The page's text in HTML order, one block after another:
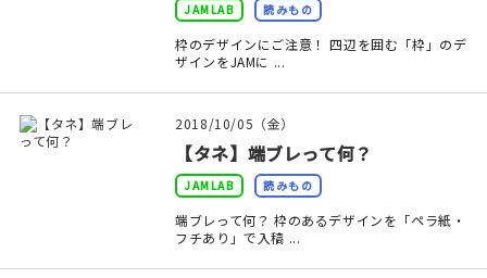
よくある質問
JAMLAB 読みもの
枠のデザインにご注意！ 四辺を囲む「枠」のデ
ザインをJAMに ...
2018/10/05（金）
【タネ】端ブレって何？
JAMLAB 読みもの
端ブレって何？ 枠のあるデザインを「ペラ紙・
フチあり」で入稿 ...